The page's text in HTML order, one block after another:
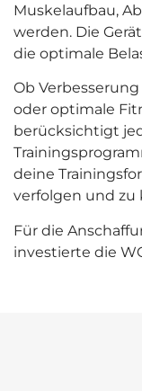
Muskelaufbau,
werden. Die
die optimale
Ob
oder optimale
berücksichtigt
deine
verfolgen und zu
Für die
investierte die